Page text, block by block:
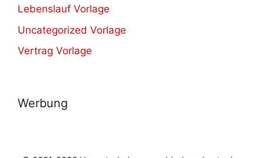
Lebenslauf Vorlage
Uncategorized Vorlage
Vertrag Vorlage
Werbung